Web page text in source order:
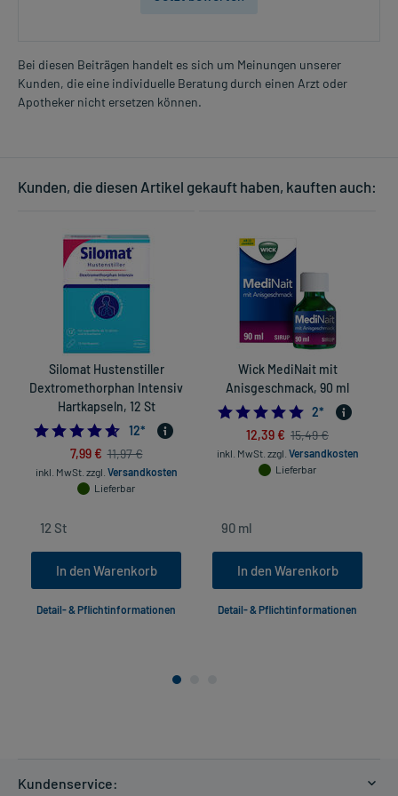
Bei diesen Beiträgen handelt es sich um Meinungen unserer
Kunden, die eine individuelle Beratung durch einen Arzt oder
Apotheker nicht ersetzen können.
Kunden, die diesen Artikel gekauft haben, kauften auch:
Silomat Hustenstiller
Dextromethorphan Intensiv
Hartkapseln, 12 St
4.583333333333333
12*
7,99 € 11,97 €
inkl. MwSt. zzgl. Versandkosten
Lieferbar
In den Warenkorb
Detail- & Pflichtinformationen
Wick MediNait mit
Anisgeschmack, 90 ml
5.0
2*
12,39 € 15,49 €
inkl. MwSt. zzgl. Versandkosten
Lieferbar
In den Warenkorb
Detail- & Pflichtinformationen
Kundenservice: